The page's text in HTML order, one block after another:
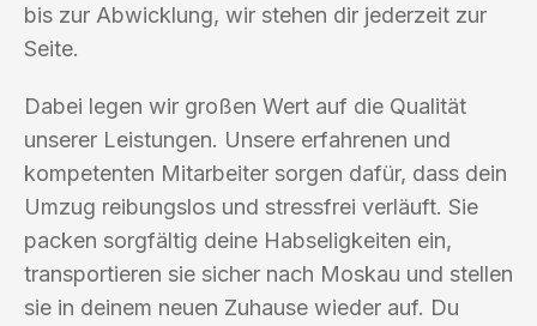
bis zur Abwicklung, wir stehen dir jederzeit zur
Seite.
Dabei legen wir großen Wert auf die Qualität
unserer Leistungen. Unsere erfahrenen und
kompetenten Mitarbeiter sorgen dafür, dass dein
Umzug reibungslos und stressfrei verläuft. Sie
packen sorgfältig deine Habseligkeiten ein,
transportieren sie sicher nach Moskau und stellen
sie in deinem neuen Zuhause wieder auf. Du